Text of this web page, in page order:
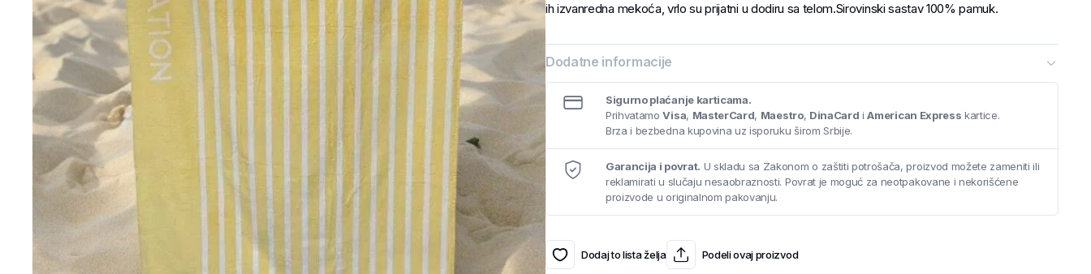
ih izvanredna mekoća, vrlo su prijatni u dodiru sa telom.Sirovinski sastav 100% pamuk.
Dodatne informacije
Sigurno plaćanje karticama.
PrihvatamoVisa, MasterCard, Maestro, DinaCard iAmerican Express kartice.
Brza i bezbedna kupovina uz isporuku širom Srbije.
Garancija i povrat. U skladu sa Zakonom o zaštiti potrošača, proizvod možete zameniti ili
reklamirati u slučaju nesaobraznosti. Povrat je moguć za neotpakovane i nekorišćene
proizvode u originalnom pakovanju.
Dodaj to lista želja Podeli ovaj proizvod